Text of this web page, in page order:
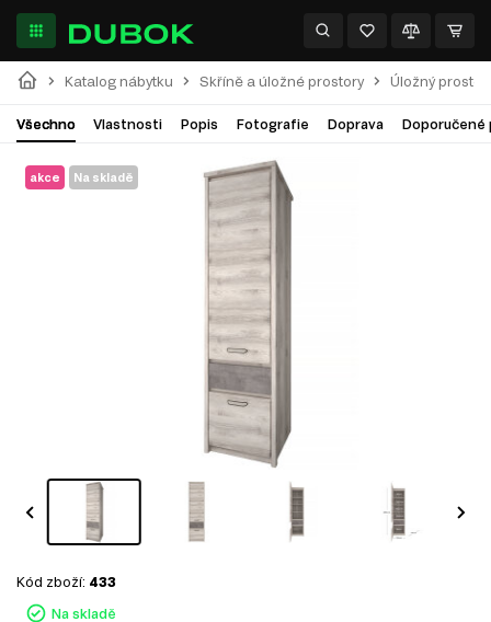
Katalog nábytku Skříně a úložné prostory Úložný prostor
Všechno Vlastnosti Popis Fotografie Doprava Doporučené
akce Na skladě
Na skladě
Kód zboží: 433